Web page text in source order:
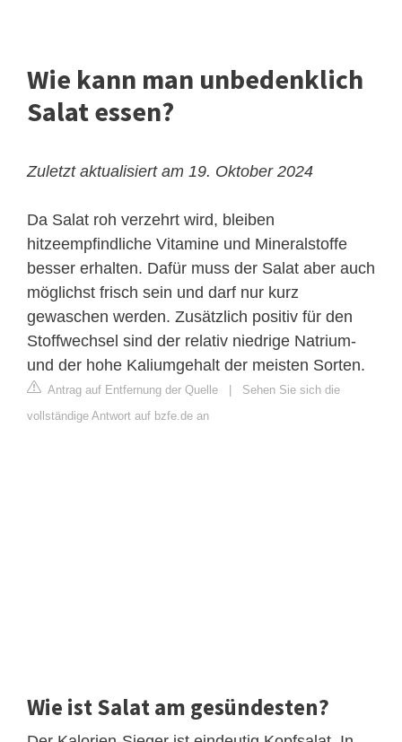
Wie kann man unbedenklich
Salat essen?
Zuletzt aktualisiert am 19. Oktober 2024
Da Salat roh verzehrt wird, bleiben
hitzeempfindliche Vitamine und Mineralstoffe
besser erhalten. Dafür muss der Salat aber auch
möglichst frisch sein und darf nur kurz
gewaschen werden. Zusätzlich positiv für den
Stoffwechsel sind der relativ niedrige Natrium-
und der hohe Kaliumgehalt der meisten Sorten.
Antrag auf Entfernung der Quelle
Sehen Sie sich die
vollständige Antwort auf bzfe.de an
Wie ist Salat am gesündesten?